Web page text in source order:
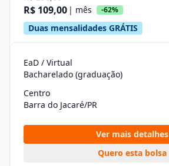
R$ 109,00 | mês -62%
Duas mensalidades GRÁTIS
EaD / Virtual
Bacharelado (graduação)
Centro
Barra do Jacaré/PR
Ver mais detalhes
Quero esta bolsa